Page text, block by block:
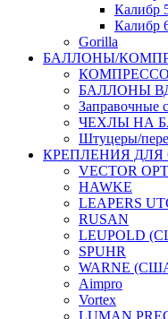
Калибр
Калибр
Gorilla
БАЛЛОНЫ/
БАЛЛОНЫ
Заправочные
ЧЕХЛЫ НА
Штуцеры/
КРЕПЛЕНИЯ
VECTOR
HAWKE
LEAPERS
RUSAN
LEUPOLD
SPUHR
WARNE
Aimpro
Vortex
LUMAN